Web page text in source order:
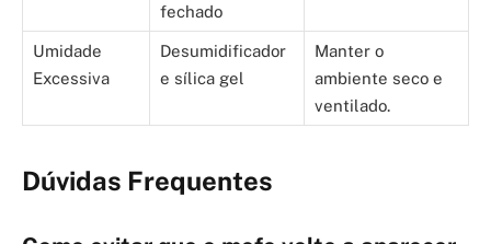
fechado
Umidade
Excessiva
Desumidificador
e sílica gel
Manter o
ambiente seco e
ventilado.
Dúvidas Frequentes